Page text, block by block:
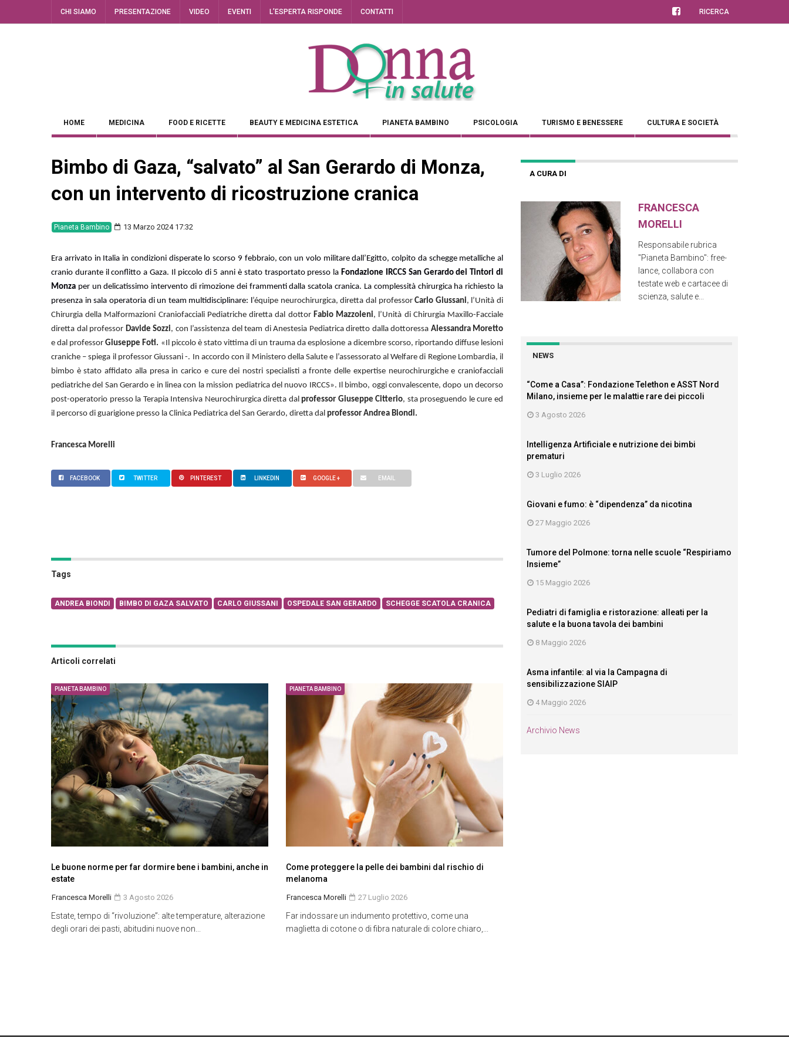
CHI SIAMO PRESENTAZIONE VIDEO EVENTI L’ESPERTA RISPONDE CONTATTI RICERCA
HOME MEDICINA FOOD E RICETTE BEAUTY E MEDICINA ESTETICA PIANETA BAMBINO PSICOLOGIA TURISMO E BENESSERE CULTURA E SOCIETÀ
Bimbo di Gaza, “salvato” al San Gerardo di Monza,
con un intervento di ricostruzione cranica
Pianeta Bambino 13 Marzo 2024 17:32
Era arrivato in Italia in condizioni disperate lo scorso 9 febbraio, con un volo militare dall’Egitto, colpito da schegge metalliche al
cranio durante il conflitto a Gaza. Il piccolo di 5 anni è stato trasportato presso laFondazione IRCCS San Gerardo dei Tintori di
Monza per un delicatissimo intervento di rimozione dei frammenti dalla scatola cranica. La complessità chirurgica ha richiesto la
presenza in sala operatoria di un team multidisciplinare: l’équipe neurochirurgica, diretta dal professorCarlo Giussani, l’Unità di
Chirurgia della Malformazioni Craniofacciali Pediatriche diretta dal dottor Fabio Mazzoleni, l’Unità di Chirurgia Maxillo-Facciale
diretta dal professor Davide Sozzi, con l’assistenza del team di Anestesia Pediatrica diretto dalla dottoressa Alessandra Moretto
e dal professorGiuseppe Foti. «Il piccolo è stato vittima di un trauma da esplosione a dicembre scorso, riportando diffuse lesioni
craniche – spiega il professor Giussani -. In accordo con il Ministero della Salute e l’assessorato al Welfare di Regione Lombardia, il
bimbo è stato affidato alla presa in carico e cure dei nostri specialisti a fronte delle expertise neurochirurgiche e craniofacciali
pediatriche del San Gerardo e in linea con la mission pediatrica del nuovo IRCCS». Il bimbo, oggi convalescente, dopo un decorso
post-operatorio presso la Terapia Intensiva Neurochirurgica diretta dal professor Giuseppe Citterio, sta proseguendo le cure ed
il percorso di guarigione presso la Clinica Pediatrica del San Gerardo, diretta dal professor Andrea Biondi.
Francesca Morelli
FACEBOOK TWITTER PINTEREST LINKEDIN GOOGLE + EMAIL
Tags
ANDREA BIONDI BIMBO DI GAZA SALVATO CARLO GIUSSANI OSPEDALE SAN GERARDO SCHEGGE SCATOLA CRANICA
Articoli correlati
PIANETA BAMBINO
Le buone norme per far dormire bene i bambini, anche in
estate
Francesca Morelli 3 Agosto 2026
Estate, tempo di “rivoluzione”: alte temperature, alterazione
degli orari dei pasti, abitudini nuove non...
PIANETA BAMBINO
Come proteggere la pelle dei bambini dal rischio di
melanoma
Francesca Morelli 27 Luglio 2026
Far indossare un indumento protettivo, come una
maglietta di cotone o di fibra naturale di colore chiaro,...
A CURA DI
FRANCESCA
MORELLI
Responsabile rubrica
"Pianeta Bambino": free-
lance, collabora con
testate web e cartacee di
scienza, salute e...
NEWS
“Come a Casa”: Fondazione Telethon e ASST Nord
Milano, insieme per le malattie rare dei piccoli
3 Agosto 2026
Intelligenza Artificiale e nutrizione dei bimbi
prematuri
3 Luglio 2026
Giovani e fumo: è “dipendenza” da nicotina
27 Maggio 2026
Tumore del Polmone: torna nelle scuole “Respiriamo
Insieme”
15 Maggio 2026
Pediatri di famiglia e ristorazione: alleati per la
salute e la buona tavola dei bambini
8 Maggio 2026
Asma infantile: al via la Campagna di
sensibilizzazione SIAIP
4 Maggio 2026
Archivio News